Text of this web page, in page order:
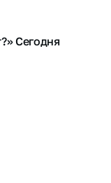
Сегодня